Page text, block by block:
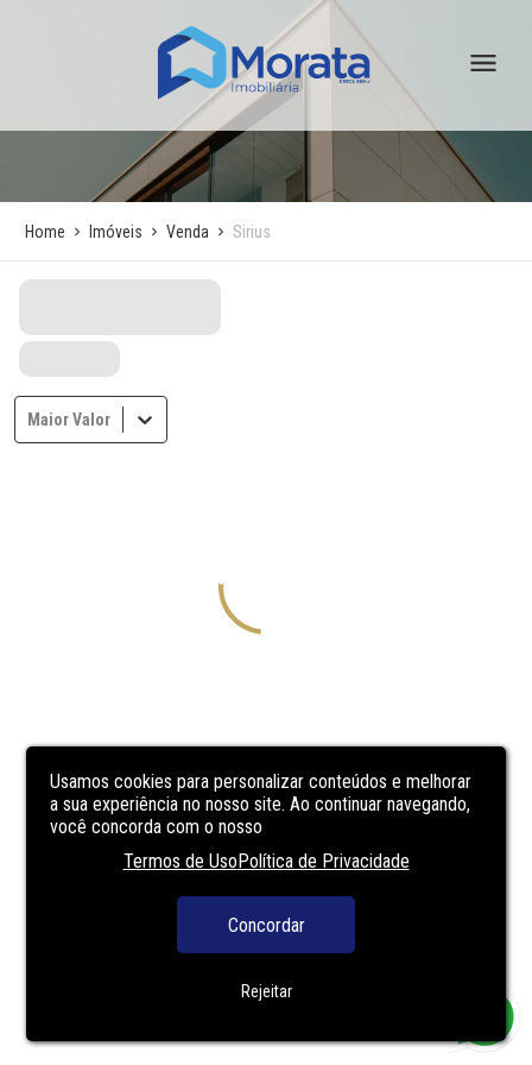
Usamos cookies para personalizar conteúdos e melhorar
a sua experiência no nosso site. Ao continuar navegando,
você concorda com o nosso
Termos de UsoPolítica de Privacidade
Concordar
Rejeitar
Home Imóveis Venda Sirius
Maior Valor